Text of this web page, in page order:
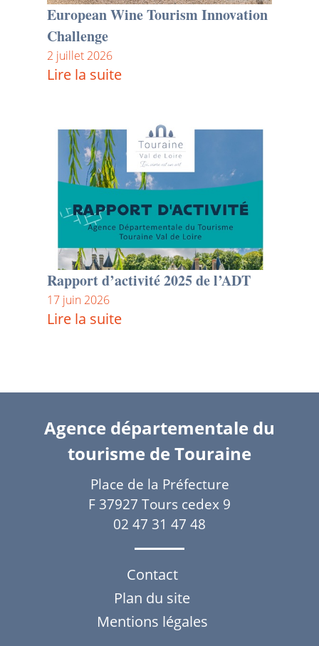
European Wine Tourism Innovation
Challenge
2 juillet 2026
Lire la suite
Rapport d’activité 2025 de l’ADT
17 juin 2026
Lire la suite
Agence départementale du
tourisme de Touraine
Place de la Préfecture
F 37927 Tours cedex 9
02 47 31 47 48
Contact
Plan du site
Mentions légales